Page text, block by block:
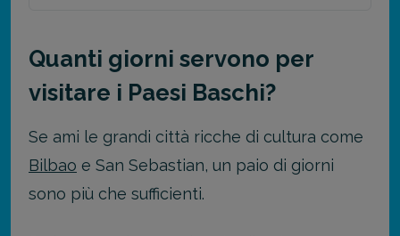
Quanti giorni servono per
visitare i Paesi Baschi?
Se ami le grandi città ricche di cultura come
Bilbao e San Sebastian, un paio di giorni
sono più che sufficienti.